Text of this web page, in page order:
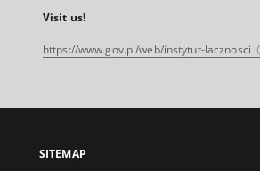
Visit us!
https://www.gov.pl/web/instytut-lacznosci
SITEMAP